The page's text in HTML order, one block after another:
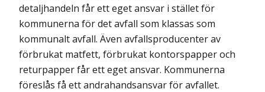
detaljhandeln får ett eget ansvar i stället för
kommunerna för det avfall som klassas som
kommunalt avfall. Även avfallsproducenter av
förbrukat matfett, förbrukat kontorspapper och
returpapper får ett eget ansvar. Kommunerna
föreslås få ett andrahandsansvar för avfallet.